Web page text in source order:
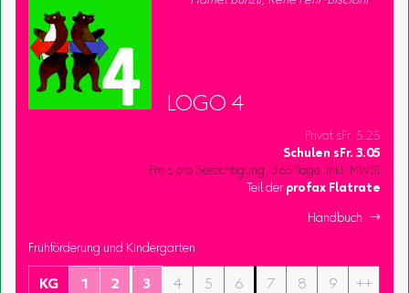
LOGO 4
Privat sFr. 5.25
Schulen sFr. 3.05
Preis pro Berechtigung, 365 Tage, inkl. MWST
Teil der profax Flatrate
Handbuch 
Frühförderung und Kindergarten
KG 1 2 3 4 5 6 7 8 9 ++